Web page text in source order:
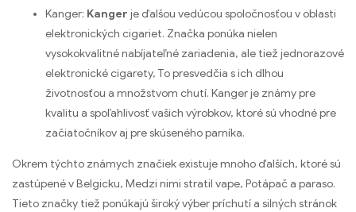
Kanger: Kanger je ďalšou vedúcou spoločnosťou v oblasti
elektronických cigariet. Značka ponúka nielen
vysokokvalitné nabíjateľné zariadenia, ale tiež jednorazové
elektronické cigarety, To presvedčia s ich dlhou
životnosťou a množstvom chutí. Kanger je známy pre
kvalitu a spoľahlivosť vašich výrobkov, ktoré sú vhodné pre
začiatočníkov aj pre skúseného parníka.
Okrem týchto známych značiek existuje mnoho ďalších, ktoré sú
zastúpené v Belgicku, Medzi nimi stratil vape, Potápač a paraso.
Tieto značky tiež ponúkajú široký výber príchutí a silných stránok